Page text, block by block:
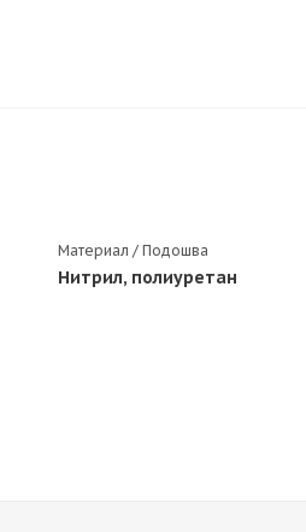
Материал / Подошва
Нитрил, полиуретан